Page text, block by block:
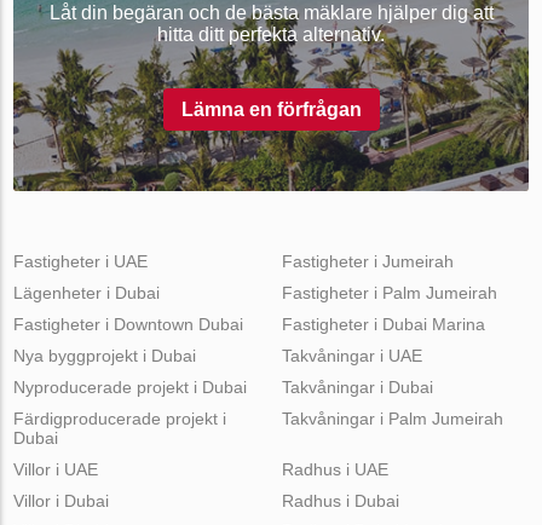
Låt din begäran och de bästa mäklare hjälper dig att
hitta ditt perfekta alternativ.
Lämna en förfrågan
Fastigheter i UAE
Lägenheter i Dubai
Fastigheter i Downtown Dubai
Fastigheter i Jumeirah
Fastigheter i Palm Jumeirah
Fastigheter i Dubai Marina
Nya byggprojekt i Dubai
Nyproducerade projekt i Dubai
Färdigproducerade projekt i
Dubai
Takvåningar i UAE
Takvåningar i Dubai
Takvåningar i Palm Jumeirah
Villor i UAE
Villor i Dubai
Radhus i UAE
Radhus i Dubai